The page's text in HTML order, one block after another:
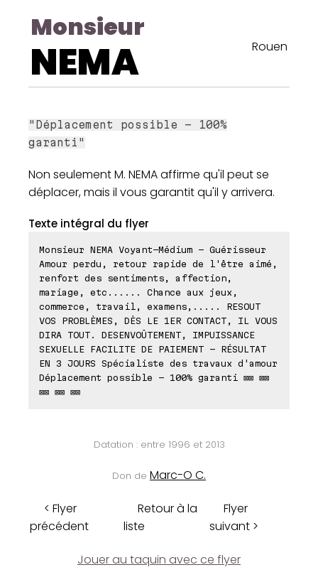
Monsieur
NEMA Rouen
"Déplacement possible - 100%
garanti"
Non seulement M. NEMA affirme qu'il peut se
déplacer, mais il vous garantit qu'il y arrivera.
Texte intégral du flyer
Monsieur NEMA Voyant-Médium - Guérisseur
Amour perdu, retour rapide de l'être aimé,
renfort des sentiments, affection,
mariage, etc...... Chance aux jeux,
commerce, travail, examens,..... RESOUT
VOS PROBLÈMES, DÈS LE 1ER CONTACT, IL VOUS
DIRA TOUT. DESENVOÛTEMENT, IMPUISSANCE
SEXUELLE FACILITE DE PAIEMENT - RÉSULTAT
EN 3 JOURS Spécialiste des travaux d'amour
Déplacement possible - 100% garanti ⊠⊠ ⊠⊠
⊠⊠ ⊠⊠ ⊠⊠
Datation : entre 1996 et 2013
Don de Marc-O C.
< Flyer
précédent
Retour à la
liste
Flyer
suivant >
Jouer au taquin avec ce flyer